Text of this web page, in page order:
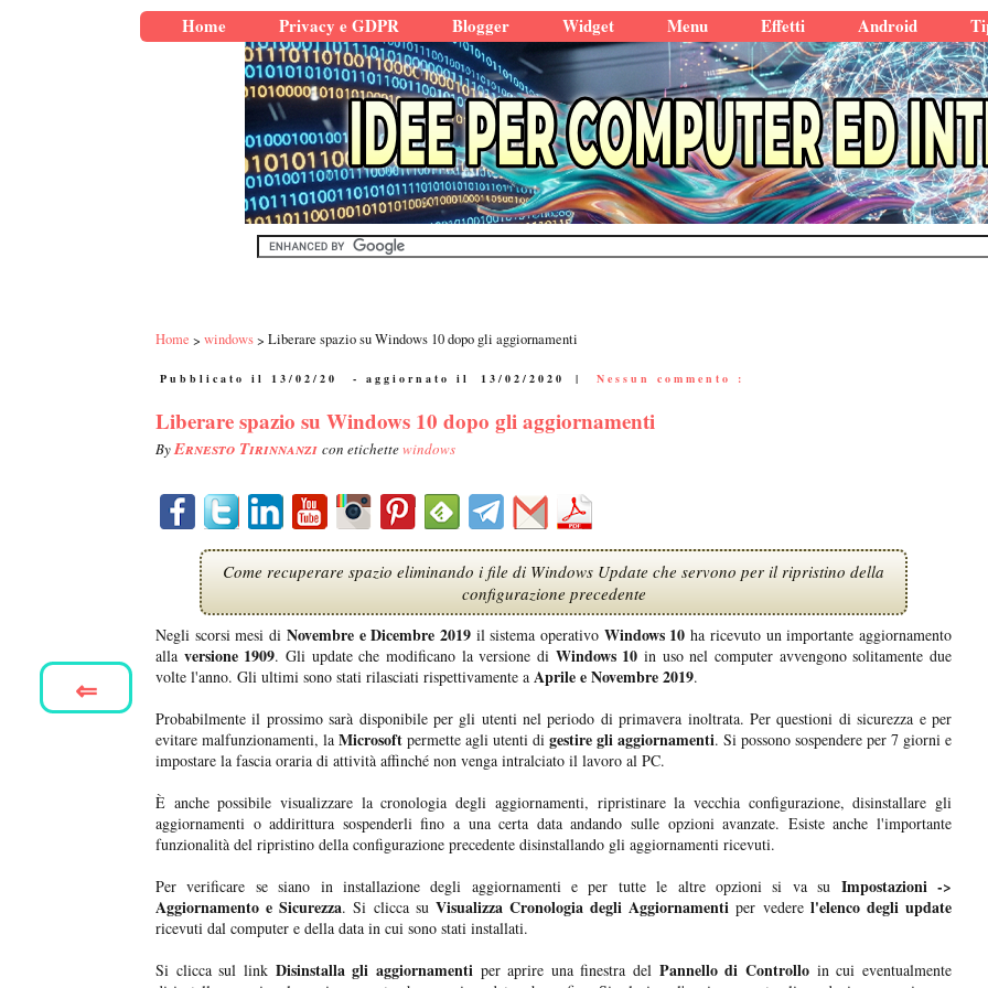
Home Privacy e GDPR Blogger Widget Menu Effetti Android
Home windows Liberare spazio su Windows 10 dopo gli aggiornamenti
Pubblicato il 13/02/20 - aggiornato il 13/02/2020 | Nessun commento :
Liberare spazio su Windows 10 dopo gli aggiornamenti
ByErnesto Tirinnanzi con etichettewindows
Come recuperare spazio eliminando i file di Windows Update che servono per il ripristino della
configurazione precedente
Negli scorsi mesi di Novembre e Dicembre 2019il sistema operativo Windows 10 ha ricevuto un importante aggiornamento
alla versione 1909. Gli update che modificano la versione di Windows 10 in uso nel computer avvengono solitamente due
volte l'anno. Gli ultimi sono stati rilasciati rispettivamente a Aprile e Novembre 2019.
Probabilmente il prossimo sarà disponibile per gli utenti nel periodo di primavera inoltrata. Per questioni di sicurezza e per
evitare malfunzionamenti, la Microsoft permette agli utenti di gestire gli aggiornamenti. Si possono sospendere per 7 giorni e
impostare la fascia oraria di attività affinché non venga intralciato il lavoro al PC.
È anche possibile visualizzare la cronologia degli aggiornamenti, ripristinare la vecchia configurazione, disinstallare gli
aggiornamenti o addirittura sospenderli fino a una certa data andando sulle opzioni avanzate. Esiste anche l'importante
funzionalità del ripristino della configurazione precedente disinstallando gli aggiornamenti ricevuti.
Per verificare se siano in installazione degli aggiornamenti e per tutte le altre opzioni si va su Impostazioni ->
Aggiornamento e Sicurezza. Si clicca su Visualizza Cronologia degli Aggiornamenti per vederel'elenco degli update
ricevuti dal computer e della data in cui sono stati installati.
Si clicca sul linkDisinstalla gli aggiornamentiper aprire una finestra del Pannello di Controllo in cui eventualmente
⇐